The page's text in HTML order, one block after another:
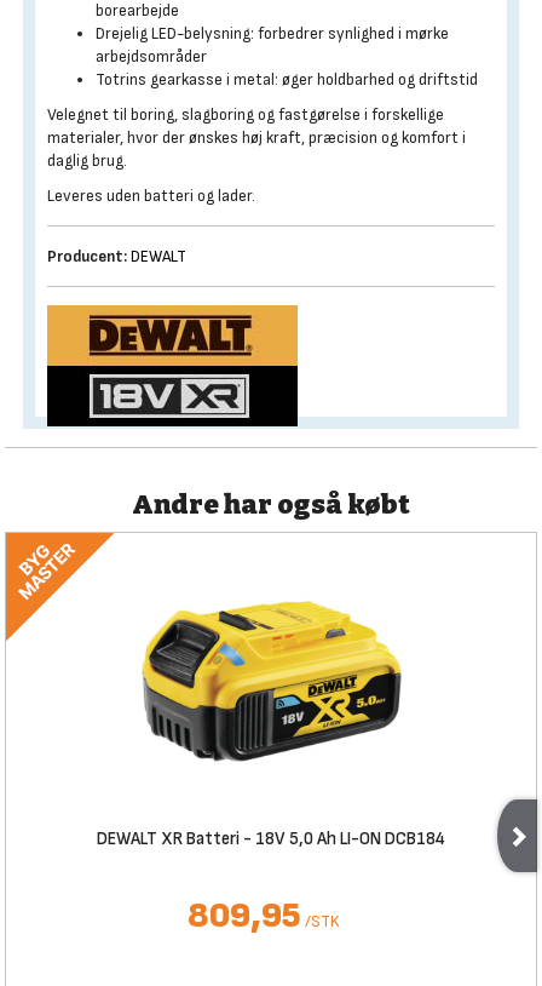
borearbejde
Drejelig LED-belysning: forbedrer synlighed i mørke
arbejdsområder
Totrins gearkasse i metal: øger holdbarhed og driftstid
Velegnet til boring, slagboring og fastgørelse i forskellige
materialer, hvor der ønskes høj kraft, præcision og komfort i
daglig brug.
Leveres uden batteri og lader.
Producent:DEWALT
Andre har også købt
DEWALT XR Batteri - 18V 5,0 Ah LI-ON DCB184
809,95 /STK